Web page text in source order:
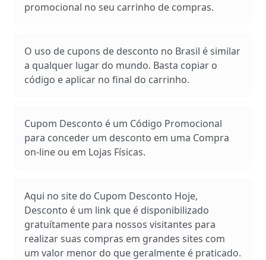
promocional no seu carrinho de compras.
O uso de cupons de desconto no Brasil é similar
a qualquer lugar do mundo. Basta copiar o
código e aplicar no final do carrinho.
Cupom Desconto é um Código Promocional
para conceder um desconto em uma Compra
on-line ou em Lojas Físicas.
Aqui no site do Cupom Desconto Hoje,
Desconto é um link que é disponibilizado
gratuítamente para nossos visitantes para
realizar suas compras em grandes sites com
um valor menor do que geralmente é praticado.